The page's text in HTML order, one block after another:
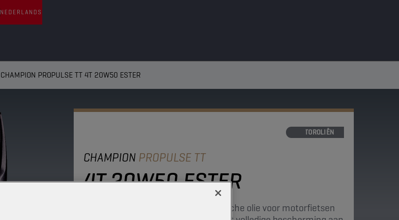
NEDERLANDS
CHAMPION PROPULSE TT 4T 20W50 ESTER
MOTOROLIËN
CHAMPION PROPULSE TT
4T 20W50 ESTER
Deze baanbrekende, semi-synthetische olie voor motorfietsen